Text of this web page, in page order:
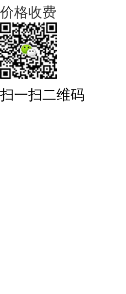
价格收费
扫一扫二维码